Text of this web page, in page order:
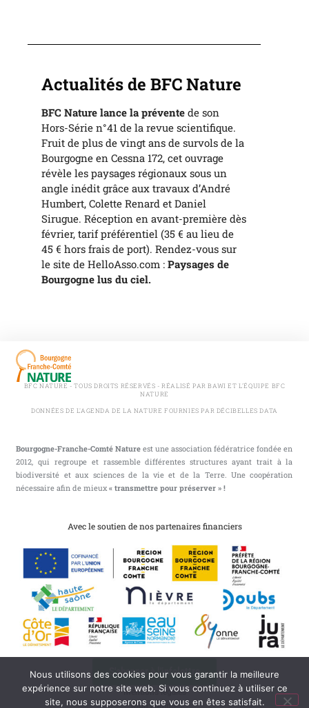
Actualités de BFC Nature
BFC Nature lance la prévente de son
Hors-Série n°41 de la revue scientifique.
Fruit de plus de vingt ans de survols de la
Bourgogne en Cessna 172, cet ouvrage
révèle les paysages régionaux sous un
angle inédit grâce aux travaux d’André
Humbert, Colette Renard et Daniel
Sirugue. Réception en avant-première dès
février, tarif préférentiel (35 € au lieu de
45 € hors frais de port). Rendez-vous sur
le site de HelloAsso.com : Paysages de
Bourgogne lus du ciel.
BFC NATURE - TOUS DROITS RÉSERVÉS - RÉALISÉ PAR BAWI ET L'ÉQUIPE BFC
NATURE
DONNÉES DE L'AGENDA DE LA NATURE FOURNIES PAR DÉCIBELLES DATA
Bourgogne-Franche-Comté Nature est une association fédératrice fondée en
2012, qui regroupe et rassemble différentes structures ayant trait à la
biodiversité et aux sciences de la vie et de la Terre. Une coopération
nécessaire afin de mieux« transmettre pour préserver » !
Avec le soutien de nos partenaires financiers
Mentions légales
Mon compte
S'abonner à l'infolettre
Nous utilisons des cookies pour vous garantir la meilleure
expérience sur notre site web. Si vous continuez à utiliser ce
site, nous supposerons que vous en êtes satisfait.